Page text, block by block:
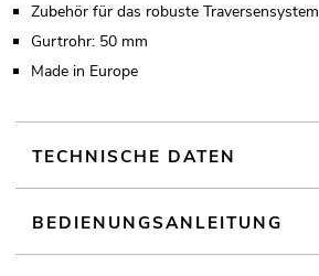
Zubehör für das robuste Traversensystem
Gurtrohr: 50 mm
Made in Europe
TECHNISCHE DATEN
BEDIENUNGSANLEITUNG